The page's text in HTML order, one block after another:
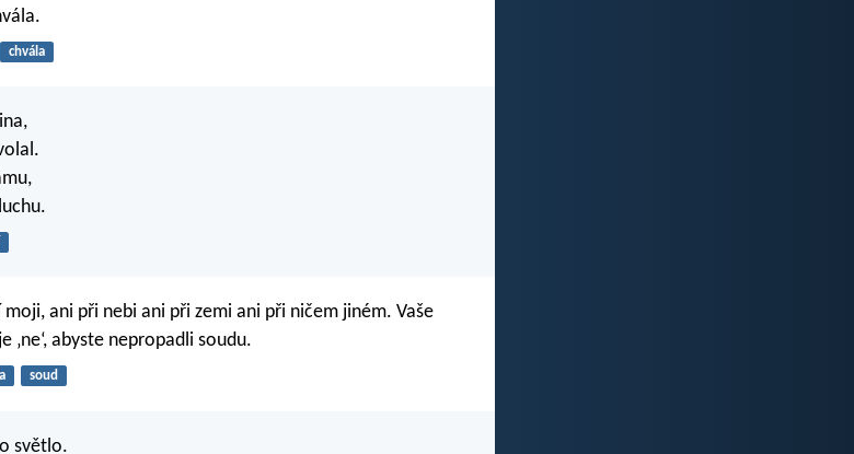
chvála
ani při nebi ani při zemi ani při ničem jiném. Vaše
‚ne‘, abyste nepropadli soudu.
soud
světlo.